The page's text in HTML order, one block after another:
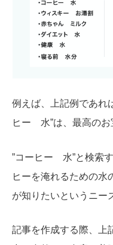
例えば、上記例であれ
ヒー 水”は、最高のお
”コーヒー 水”と検索
ヒーを淹れるための水
が知りたいというニー
記事を作成する際、上